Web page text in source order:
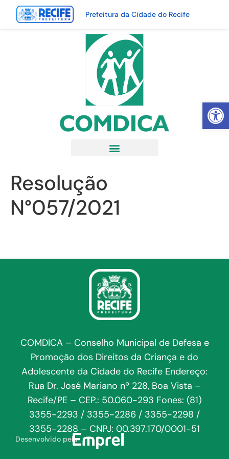
Abrir
Prefeitura da Cidade do Recife
Resolução
N°057/2021
COMDICA – Conselho Municipal de Defesa e
Promoção dos Direitos da Criança e do
Adolescente da Cidade do Recife Endereço:
Rua Dr. José Mariano nº 228, Boa Vista –
Recife/PE – CEP.: 50.060-293 Fones: (81)
3355-2293 / 3355-2286 / 3355-2298 /
3355-2288 – CNPJ: 00.397.170/0001-51
Desenvolvido pela